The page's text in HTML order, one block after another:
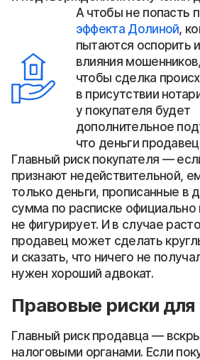
А чтобы не попасть
эффекта Долиной,
пытаются оспорить
влияния
чтобы сделка
в присутствии
у покупателя будет
дополнительное
что деньги
Главный риск покупателя —
признают недействительной,
только деньги, прописанные в
сумма по расписке официально
не фигурирует. И в случае
продавец может сделать
и сказать, что ничего не
нужен хороший адвокат.
Правовые риски
Главный риск продавца —
налоговыми органами. Если